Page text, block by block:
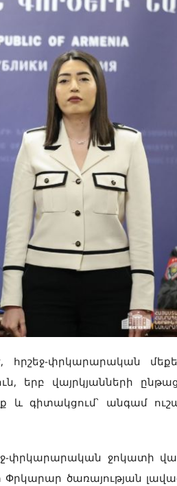
փրկարարական
երբ վայրկյանների
և գիտակցում՝ անգամ
փրկարարական ջոկատի
ծառայության